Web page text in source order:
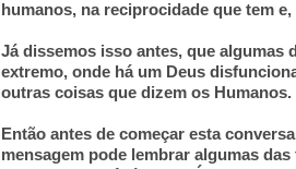
humanos, na reciprocidade que tem
Já dissemos isso antes, que algumas
extremo, onde há um Deus
outras coisas que dizem os Humanos.
Então antes de começar esta
mensagem pode lembrar algumas